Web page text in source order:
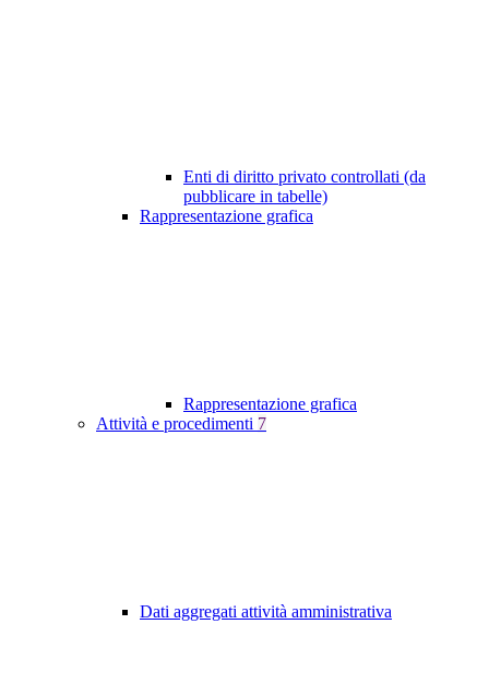
Enti di diritto privato controllati (da
pubblicare in tabelle)
Rappresentazione grafica
Rappresentazione grafica
Attività e procedimenti 7
Dati aggregati attività amministrativa